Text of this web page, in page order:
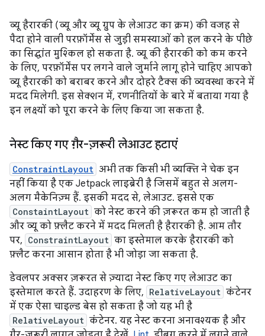
व्यू हैरारकी (व्यू और व्यू ग्रुप के लेआउट का क्रम) की वजह से
पैदा होने वाली परफ़ॉर्मेंस से जुड़ी समस्याओं को हल करने के पीछे
का सिद्धांत मुश्किल हो सकता है. व्यू की हैरारकी को कम करने
के लिए, परफ़ॉर्मेंस पर लगने वाले जुर्माने लागू होने चाहिए आपको
व्यू हैरारकी को बराबर करने और दोहरे टैक्स की व्यवस्था करने में
मदद मिलेगी. इस सेक्शन में, रणनीतियों के बारे में बताया गया है
इन लक्ष्यों को पूरा करने के लिए किया जा सकता है.
नेस्ट किए गए ग़ैर-ज़रूरी लेआउट हटाएं
ConstraintLayout अभी तक किसी भी व्यक्ति ने चेक इन
नहीं किया है एक Jetpack लाइब्रेरी है जिसमें बहुत से अलग-
अलग मैकेनिज़्म हैं. इसकी मदद से, लेआउट. इससे एक
ConstaintLayout को नेस्ट करने की ज़रूरत कम हो जाती है
और व्यू को फ़्लैट करने में मदद मिलती है हैरारकी है. आम तौर
पर, ConstraintLayout का इस्तेमाल करके हैरारकी को
फ़्लैट करना आसान होता है भी जोड़ा जा सकता है.
डेवलपर अक्सर ज़रूरत से ज़्यादा नेस्ट किए गए लेआउट का
इस्तेमाल करते हैं. उदाहरण के लिए, RelativeLayout कंटेनर
में एक ऐसा चाइल्ड बेस हो सकता है जो यह भी है
RelativeLayout कंटेनर. यह नेस्ट करना अनावश्यक है और